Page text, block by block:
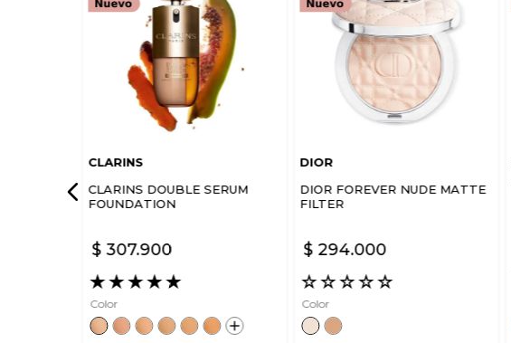
CLARINS
CLARINS DOUBLE SERUM
FOUNDATION
$ 307.900
★★★★★
Color
DIOR
DIOR FOREVER NUDE MATTE
FILTER
$ 294.000
☆☆☆☆☆
Color